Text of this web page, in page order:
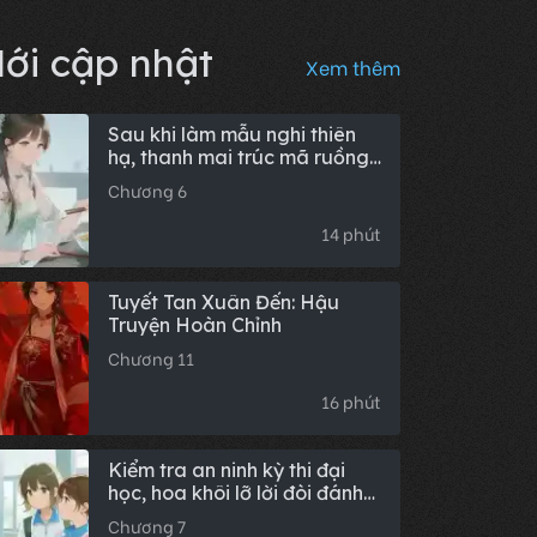
cập nhật Xem thêm
Sau khi làm mẫu nghi thiên
hạ, thanh mai trúc mã ruồng
bỏ ta để cưới người khác đã
hối hận phát điên (Phần hậu
Chương 6
14 phút
Tuyết Tan Xuân Đến: Hậu
Truyện Hoàn Chỉnh
Chương 11
16 phút
Kiểm tra an ninh kỳ thi đại
học, hoa khôi lỡ lời đòi đánh
bom điểm thi, tôi trói buộc hệ
Chương 7